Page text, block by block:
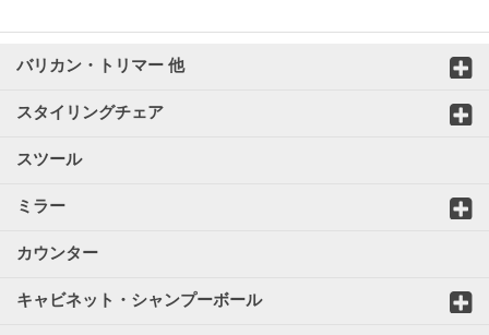
バリカン・トリマー 他
スタイリングチェア
スツール
ミラー
カウンター
キャビネット・シャンプーボール